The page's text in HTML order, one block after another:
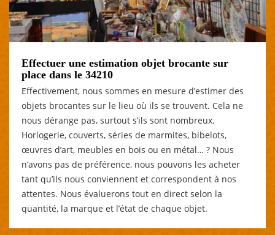
Effectuer une estimation objet brocante sur
place dans le 34210
Effectivement, nous sommes en mesure d’estimer des
objets brocantes sur le lieu où ils se trouvent. Cela ne
nous dérange pas, surtout s’ils sont nombreux.
Horlogerie, couverts, séries de marmites, bibelots,
œuvres d’art, meubles en bois ou en métal… ? Nous
n’avons pas de préférence, nous pouvons les acheter
tant qu’ils nous conviennent et correspondent à nos
attentes. Nous évaluerons tout en direct selon la
quantité, la marque et l’état de chaque objet.